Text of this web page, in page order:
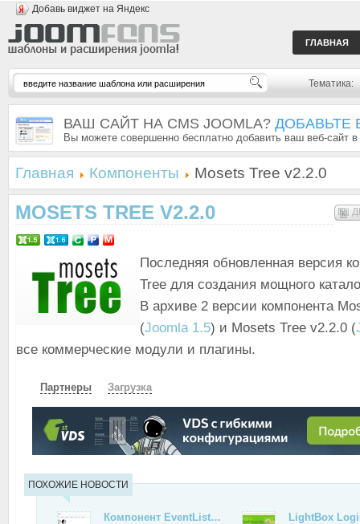
Добавь виджет на Яндекс
ГЛАВНАЯ
Тематика:
ВАШ САЙТ НА CMS JOOMLA? ДОБАВЬТЕ
Вы можете совершенно бесплатно добавить ваш веб-сайт
Главная Компоненты Mosets Tree v2.2.0
MOSETS TREE V2.2.0
Последняя обновленная версия
Tree для создания мощного
В архиве 2 версии компонента
(Joomla 1.5) и Mosets Tree v2.2.0 (
все коммерческие модули и плагины.
Партнеры Загрузка
СКАЧАТЬ
ПОХОЖИЕ НОВОСТИ
Компонент EventList…
LightBox